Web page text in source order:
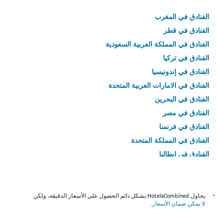
الفنادق في المغرب
الفنادق في قطر
الفنادق في المملكة العربية السعودية
الفنادق في تركيا
الفنادق في إندونيسيا
الفنادق في الامارات العربية المتحدة
الفنادق في البحرين
الفنادق في مصر
الفنادق في فرنسا
الفنادق في المملكة المتحدة
الفنادق في إيطاليا
*
يحاول HotelsCombined بشكل دائم الحصول على الأسعار الدقيقة، ولكن
لا يمكن ضمان الأسعار .